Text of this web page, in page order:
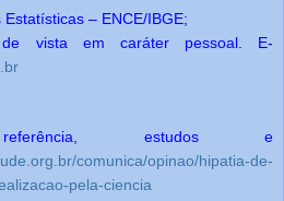
– ENCE/IBGE;
vista em caráter pessoal. E-
estudos e
comunica/opinao/hipatia-de-
pela-ciencia